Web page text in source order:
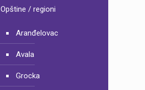
Opštine / regioni
Aranđelovac
Avala
Grocka